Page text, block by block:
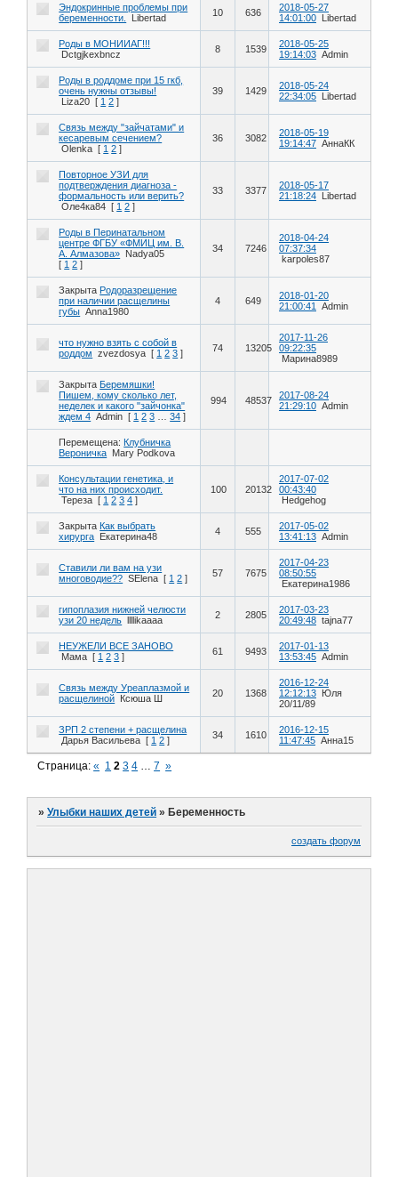
Эндокринные проблемы при
беременности.
Libertad 10 636
2018-05-27
14:01:00 Libertad
Роды в МОНИИАГ!!!
Dctgjkexbncz
8 1539
2018-05-25
19:14:03 Admin
Роды в роддоме при 15 гкб,
очень нужны отзывы!
Liza20 [ 1 2 ]
39 1429
2018-05-24
22:34:05 Libertad
Связь между "зайчатами" и
кесаревым сечением?
Olenka [ 1 2 ]
36 3082
2018-05-19
19:14:47 АннаКК
Повторное УЗИ для
подтверждения диагноза -
формальность или верить?
Оле4ка84 [ 1 2 ]
33 3377
2018-05-17
21:18:24 Libertad
Роды в Перинатальном
центре ФГБУ «ФМИЦ им. В.
А. Алмазова» Nadya05
[ 1 2 ]
34 7246
2018-04-24
07:37:34
karpoles87
ЗакрытаРодоразрещение
при наличии расщелины
губы Anna1980
4 649
2018-01-20
21:00:41
Admin
что нужно взять с собой в
роддом
zvezdosya [ 1 2 3 ] 74 13205
2017-11-26
09:22:35
Марина8989
ЗакрытаБеремяшки!
Пишем, кому сколько лет,
неделек и какого "зайчонка"
ждем 4 Admin [ 1 2 3 34 ]
994 48537
2017-08-24
21:29:10 Admin
Перемещена: Клубничка
Вероничка Mary Podkova
Консультации генетика, и
что на них происходит.
Тереза [ 1 2 3 4 ]
100 20132
2017-07-02
00:43:40
Hedgehog
ЗакрытаКак выбрать
хирурга Екатерина48 4 555
2017-05-02
13:41:13 Admin
Ставили ли вам на узи
многоводие?? SElena [ 1 2 ] 57 7675
2017-04-23
08:50:55
Екатерина1986
гипоплазия нижней челюсти
узи 20 недель llllikaaaa 2 2805
2017-03-23
20:49:48 tajna77
НЕУЖЕЛИ ВСЕ ЗАНОВО
Мама [ 1 2 3 ] 61 9493
2017-01-13
13:53:45 Admin
Связь между Уреаплазмой и
расщелиной Ксюша Ш 20 1368
2016-12-24
12:12:13 Юля
20/11/89
ЗРП 2 степени + расщелина
Дарья Васильева [ 1 2 ] 34 1610
2016-12-15
11:47:45 Анна15
Страница:« 1 2 3 4 7 »
»Улыбки наших детей » Беременность
создать форум